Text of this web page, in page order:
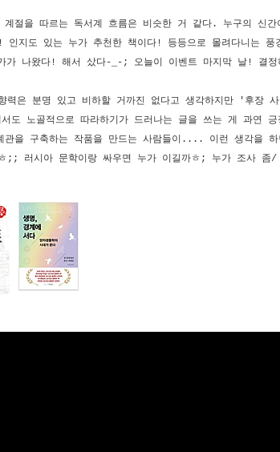
계절을 따르는 독서계 흐름은 비슷한 거 같다 . 누구의 신간
! 인지도 있는 누가 추천한 책이다 ! 등등으로 몰려다니는 풍
가 나왔다 ! 해서 샀다-_-; 오늘이 이벤트 마지막 날! 결정
력은 분명 있고 비하할 거까진 없다고 생각하지만 '후장
도 노골적으로 따라하기가 드러나는 글을 쓰는 게 과연 긍
을 구축하는 작품을 만드는 사람들이.... 이런 생각을
;; 러시아 문학이랑 싸우면 누가 이길까ㅎ; 누가 조사 좀/